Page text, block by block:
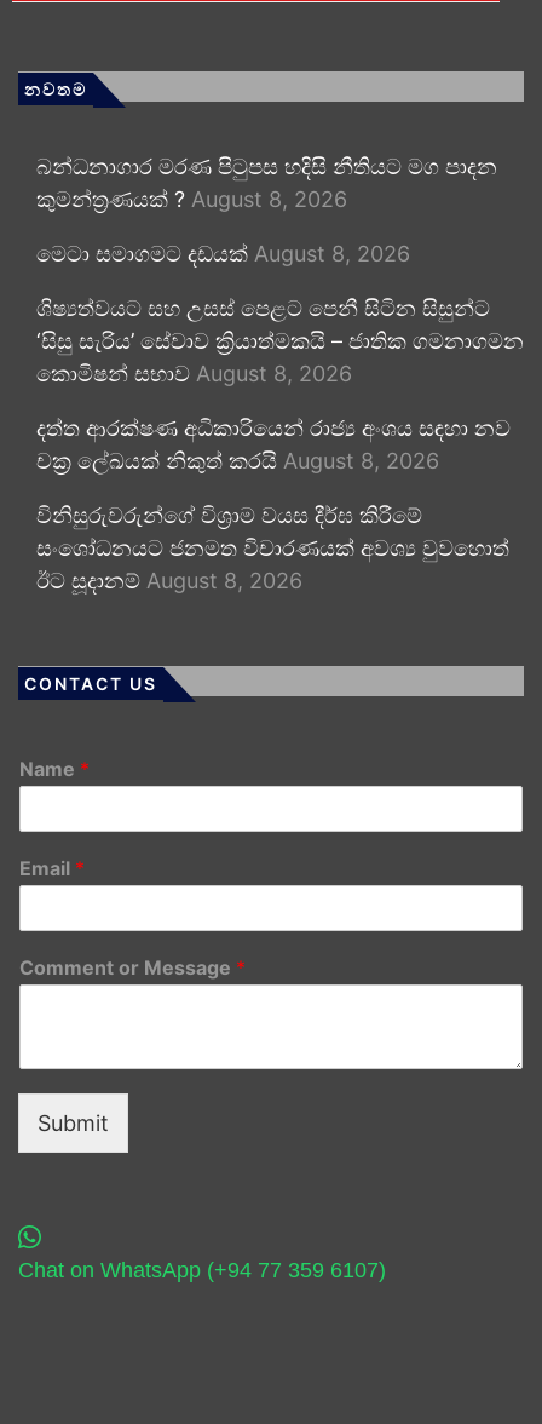
නවතම
බන්ධනාගාර මරණ පිටුපස හදිසි නීතියට මග පාදන
කුමන්ත්‍රණයක් ? August 8, 2026
මෙටා සමාගමට දඩයක් August 8, 2026
ශිෂ්‍යත්වයට සහ උසස් පෙළට පෙනී සිටින සිසුන්ට
‘සිසු සැරිය’ සේවාව ක්‍රියාත්මකයි – ජාතික ගමනාගමන
කොමිෂන් සභාව August 8, 2026
දත්ත ආරක්ෂණ අධිකාරියෙන් රාජ්‍ය අංශය සඳහා නව
චක්‍ර ලේඛයක් නිකුත් කරයි August 8, 2026
විනිසුරුවරුන්ගේ විශ්‍රාම වයස දීර්ඝ කිරීමේ
සංශෝධනයට ජනමත විචාරණයක් අවශ්‍ය වුවහොත්
ඊට සූදානම් August 8, 2026
CONTACT US
Name *
Email *
Comment or Message *
Submit
Chat on WhatsApp (+94 77 359 6107)